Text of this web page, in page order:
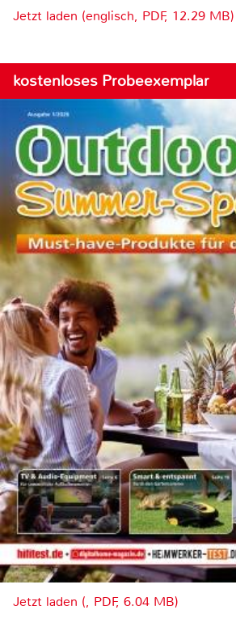
Jetzt laden (englisch, PDF, 12.29 MB)
kostenloses Probeexemplar
Jetzt laden (, PDF, 6.04 MB)